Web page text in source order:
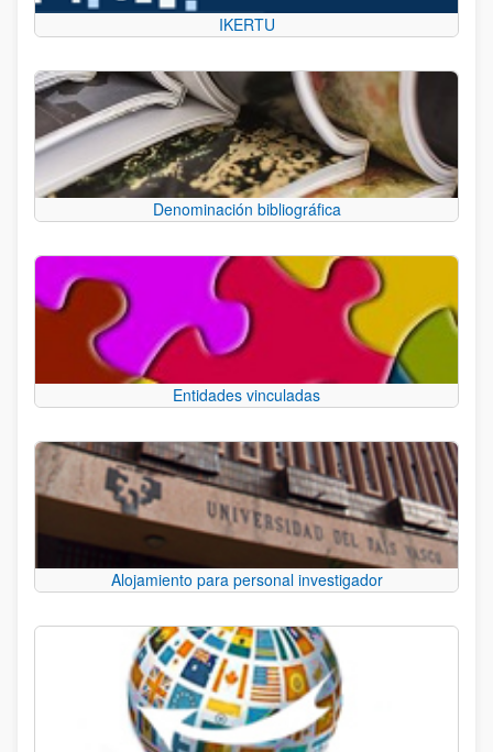
IKERTU
Denominación bibliográfica
Entidades vinculadas
Alojamiento para personal investigador